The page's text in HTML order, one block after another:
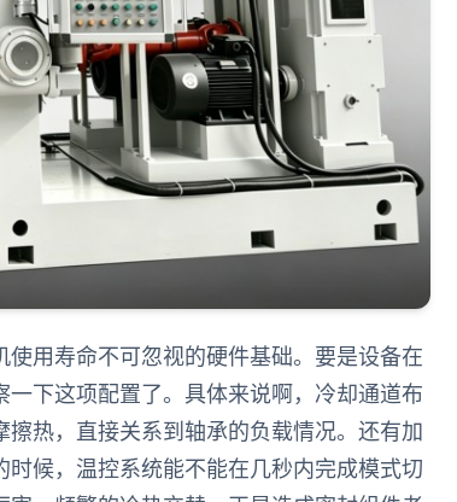
用寿命不可忽视的硬件基础。要是设备在
下这项配置了。具体来说啊，冷却通道布
热，直接关系到轴承的负载情况。还有加
候，温控系统能不能在几秒内完成模式切